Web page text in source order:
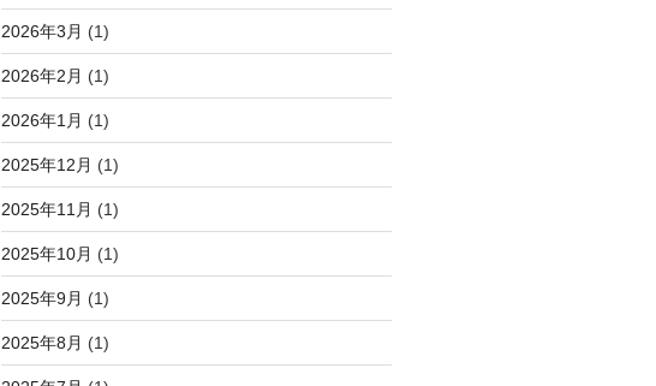
2026年3月 (1)
2026年2月 (1)
2026年1月 (1)
2025年12月 (1)
2025年11月 (1)
2025年10月 (1)
2025年9月 (1)
2025年8月 (1)